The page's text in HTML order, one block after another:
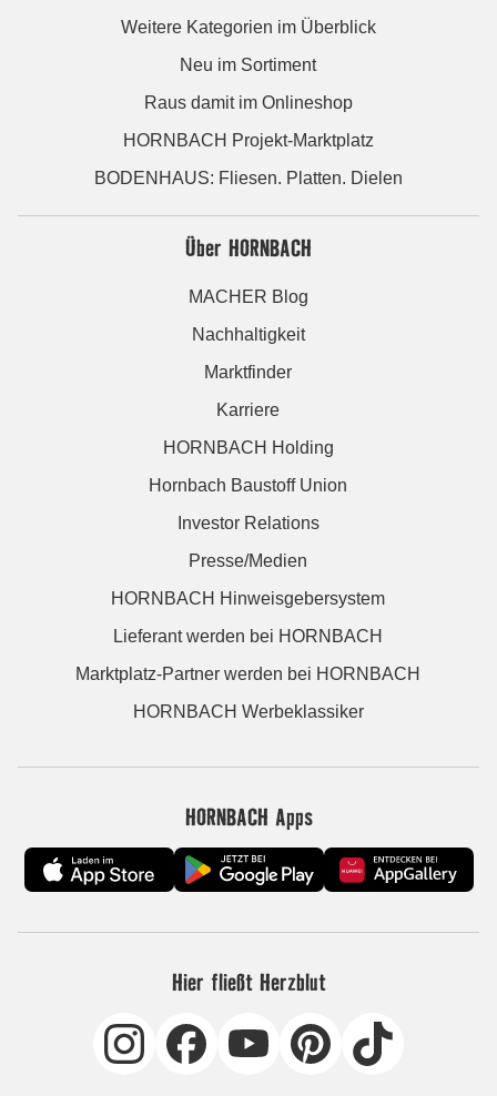
Weitere Kategorien im Überblick
Neu im Sortiment
Raus damit im Onlineshop
HORNBACH Projekt-Marktplatz
BODENHAUS: Fliesen. Platten. Dielen
Über HORNBACH
MACHER Blog
Nachhaltigkeit
Marktfinder
Karriere
HORNBACH Holding
Hornbach Baustoff Union
Investor Relations
Presse/Medien
HORNBACH Hinweisgebersystem
Lieferant werden bei HORNBACH
Marktplatz-Partner werden bei HORNBACH
HORNBACH Werbeklassiker
HORNBACH Apps
Hier fließt Herzblut